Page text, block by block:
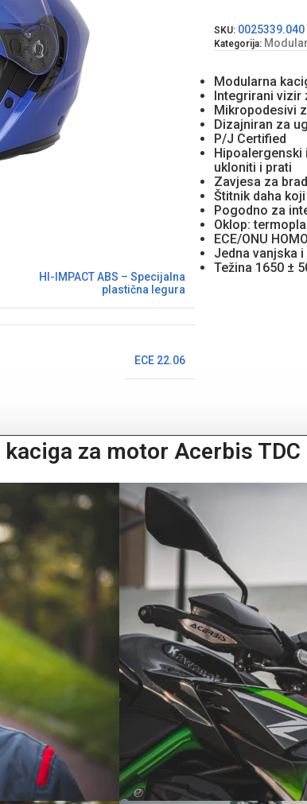
HI-IMPACT ABS – Specijalna
plastična legura
ECE 22.06
SKU: 0025339.040
Kategorija:
Modularna
Integrirani vizir
Mikropodesivi
Dizajniran za
P/J Certified
Hipoalergenski
ukloniti i prati
Zavjesa za
Štitnik daha
Pogodno za
Oklop:
ECE/ONU
Jedna vanjska
Težina 1650 ±
za motor Acerbis TDC